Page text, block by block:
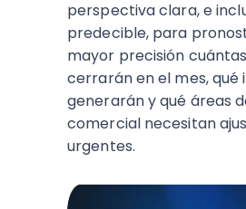
perspectiva clara, e
predecible, para
mayor precisión
cerrarán en el mes, qué
generarán y qué áreas
comercial necesitan
urgentes.